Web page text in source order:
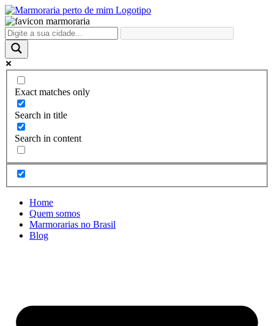
Ir
para
o
conteúdo
Exact matches only
Search in title
Search in content
Home
Quem somos
Marmorarias no Brasil
Blog